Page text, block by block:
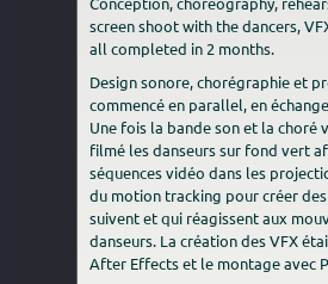
screen shoot with the dancers,
all completed in 2 months.
Design sonore, chorégraphie et
commencé en parallel, en
Une fois la bande son et la choré
filmé les danseurs sur fond vert
séquences vidéo dans les
du motion tracking pour créer
suivent et qui réagissent aux
danseurs. La création des VFX
After Effects et le montage avec